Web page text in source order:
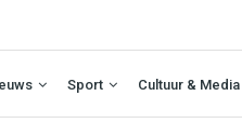
Sport Cultuur & Media